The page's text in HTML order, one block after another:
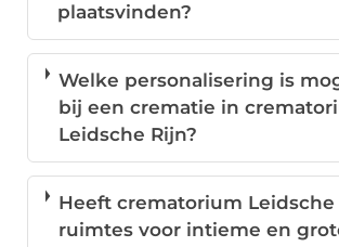
plaatsvinden?
Welke personalisering is
bij een crematie in
Leidsche Rijn?
Heeft crematorium Leidsche
ruimtes voor intieme en